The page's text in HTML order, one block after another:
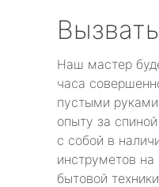
Наш мастер
часа
пустыми
опыту за
с собой в
инструметов
бытовой